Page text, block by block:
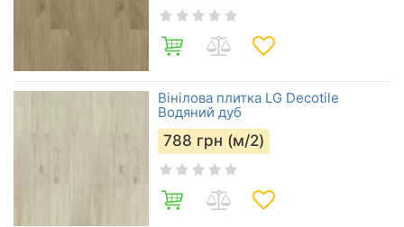
Вінілова плитка LG Decotile
Водяний дуб
788 грн (м/2)